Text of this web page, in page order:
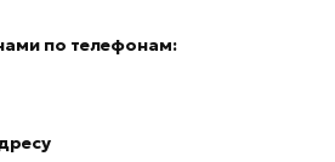
по телефонам: